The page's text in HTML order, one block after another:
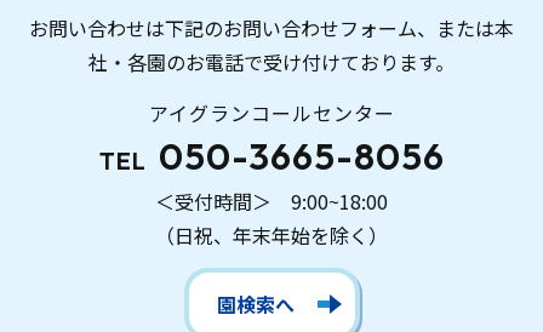
お問い合わせは下記のお問い合わせフォーム、または本
社・各園のお電話で受け付けております。
アイグランコールセンター
TEL 050-3665-8056
＜受付時間＞ 9:00~18:00
（日祝、年末年始を除く）
園検索へ